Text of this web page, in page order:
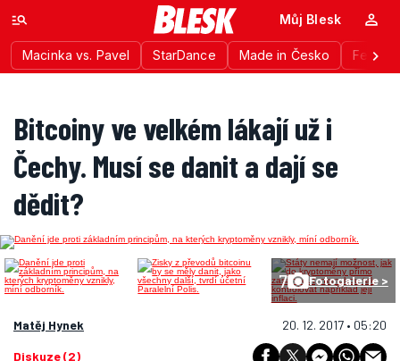
Macinka vs. Pavel StarDance Made in Česko
Můj Blesk
Bitcoiny ve velkém lákají už i
Čechy. Musí se danit a dají se
dědit?
7 Fotogalerie >
Matěj Hynek 20. 12. 2017 • 05:20
Diskuze (2)